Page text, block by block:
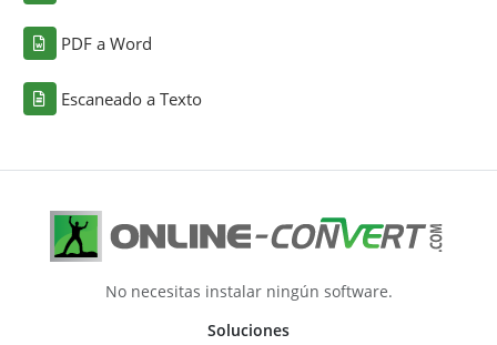
PDF a Word
Escaneado a Texto
No necesitas instalar ningún software.
Soluciones